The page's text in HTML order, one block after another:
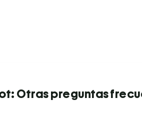
Otras preguntas